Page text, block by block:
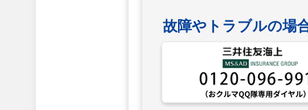
故障やトラブルの場